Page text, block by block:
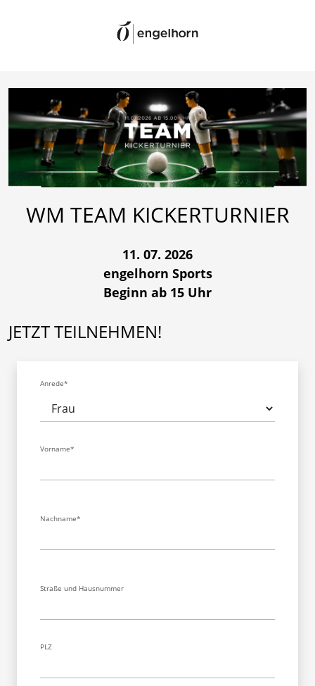
WM TEAM KICKERTURNIER
11. 07. 2026
engelhorn Sports
Beginn ab 15 Uhr
JETZT TEILNEHMEN!
Anrede*
Vorname*
Nachname*
Straße und Hausnummer
PLZ